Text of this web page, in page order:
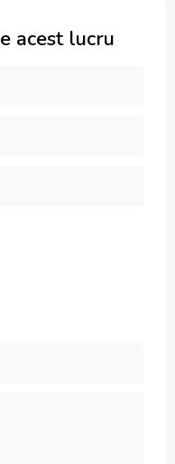
acest lucru